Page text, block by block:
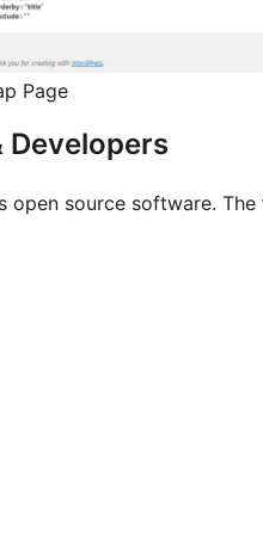
Page
open source software.